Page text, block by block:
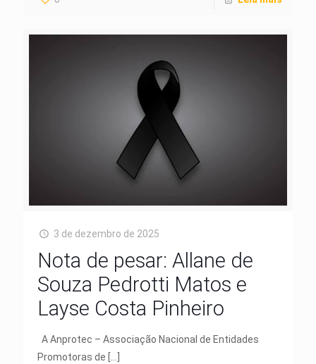
3 de dezembro de 2025
Nota de pesar: Allane de
Souza Pedrotti Matos e
Layse Costa Pinheiro
A Anprotec – Associação Nacional de Entidades
Promotoras de […]